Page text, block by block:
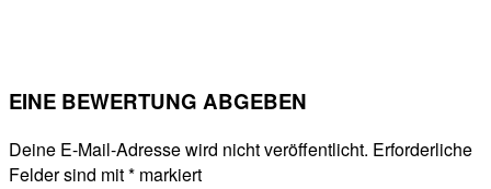
EINE BEWERTUNG ABGEBEN
Deine E-Mail-Adresse wird nicht veröffentlicht. Erforderliche
Felder sind mit* markiert